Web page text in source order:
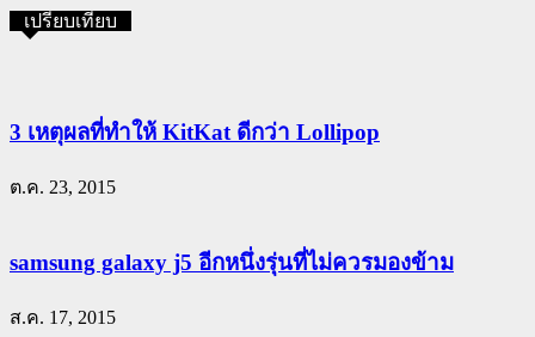
เปรียบเทียบ
3 เหตุผลที่ทำให้ KitKat ดีกว่า Lollipop
ต.ค. 23, 2015
samsung galaxy j5 อีกหนึ่งรุ่นที่ไม่ควรมองข้าม
ส.ค. 17, 2015